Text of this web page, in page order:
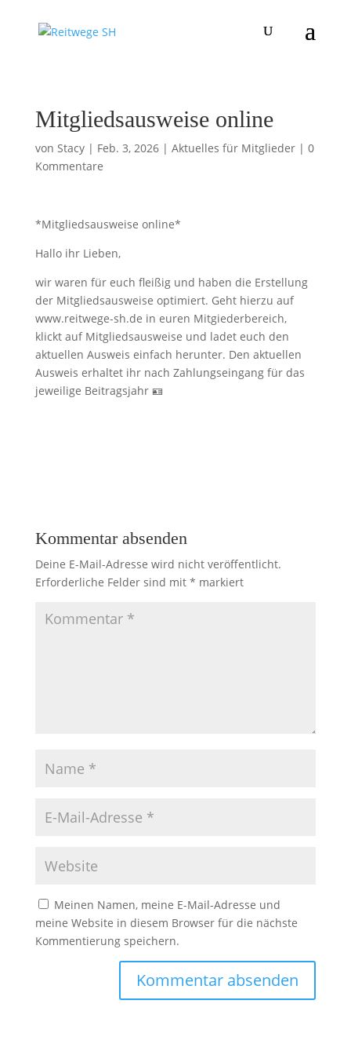
Mitgliedsausweise online
von Stacy| Feb. 3, 2026| Aktuelles für Mitglieder| 0
Kommentare
*Mitgliedsausweise online*
Hallo ihr Lieben,
wir waren für euch fleißig und haben die Erstellung
der Mitgliedsausweise optimiert. Geht hierzu auf
www.reitwege-sh.de in euren Mitgiederbereich,
klickt auf Mitgliedsausweise und ladet euch den
aktuellen Ausweis einfach herunter. Den aktuellen
Ausweis erhaltet ihr nach Zahlungseingang für das
jeweilige Beitragsjahr 🪪
Kommentar absenden
Deine E-Mail-Adresse wird nicht veröffentlicht.
Erforderliche Felder sind mit * markiert
Meinen Namen, meine E-Mail-Adresse und
meine Website in diesem Browser für die nächste
Kommentierung speichern.